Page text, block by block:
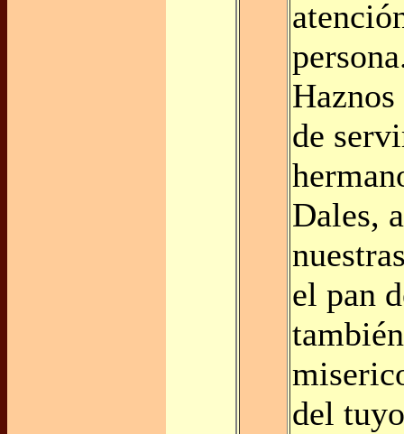
de
Dales,
el pan
del